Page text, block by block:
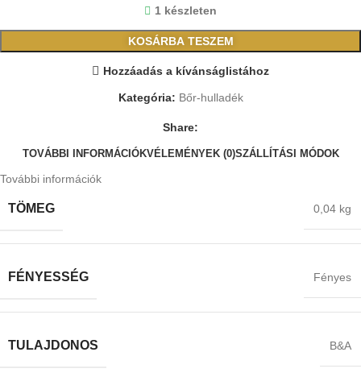
1 készleten
KOSÁRBA TESZEM
Hozzáadás a kívánságlistához
Kategória: Bőr-hulladék
Share:
TOVÁBBI INFORMÁCIÓKVÉLEMÉNYEK (0)SZÁLLÍTÁSI MÓDOK
További információk
TÖMEG 0,04 kg
FÉNYESSÉG Fényes
TULAJDONOS B&A